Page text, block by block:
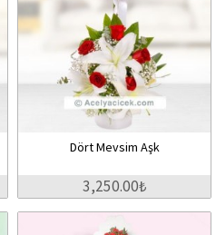
Dört Mevsim Aşk
3,250.00₺